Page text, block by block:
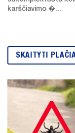
karščiavimo �...
SKAITYTI